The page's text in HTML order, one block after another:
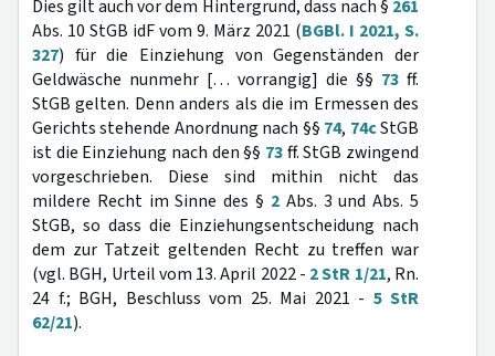
Dies gilt auch vor dem Hintergrund, dass nach § 261
Abs. 10 StGB idF vom 9. März 2021 (BGBl. I 2021, S.
327) für die Einziehung von Gegenständen der
Geldwäsche nunmehr [… vorrangig] die §§ 73 ff.
StGB gelten. Denn anders als die im Ermessen des
Gerichts stehende Anordnung nach §§ 74, 74cStGB
ist die Einziehung nach den §§ 73ff. StGB zwingend
vorgeschrieben. Diese sind mithin nicht das
mildere Recht im Sinne des § 2Abs. 3 und Abs. 5
StGB, so dass die Einziehungsentscheidung nach
dem zur Tatzeit geltenden Recht zu treffen war
(vgl. BGH, Urteil vom 13. April 2022 - 2 StR 1/21, Rn.
24 f.; BGH, Beschluss vom 25. Mai 2021 - 5 StR
62/21).